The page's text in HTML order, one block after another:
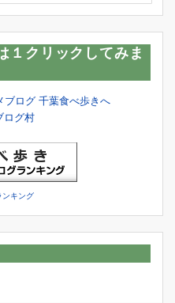
１クリックしてみま
ログ村
ンキング